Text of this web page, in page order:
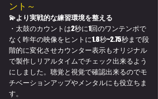
ント～
💫より実戦的な練習環境を整える
・太鼓のカウントは2秒に1回のワンテンポで
なく昨年の映像をヒントに1.8秒~2.75秒まで段
階的に変化させカウンター表示もオリジナル
で製作しリアルタイムでチェック出来るよう
にしました。聴覚と視覚で確認出来るのでモ
チベーションアップやメンタルにも役立ちま
す。